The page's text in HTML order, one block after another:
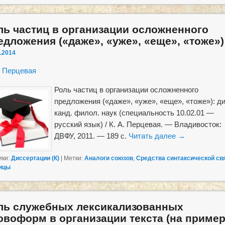
частиц в организации осложненного
(«даже», «уже», «еще», «тоже»)
Роль частиц в организации осложненного
предложения («даже», «уже», «еще», «тоже»):
канд. филол. наук (специальность 10.02.01 —
русский язык) / К. А. Перцевая. — Владивосток:
ДВФУ, 2011. — 189 с. Читать далее →
Диссертации (К) Метки: Аналоги союзов, Средства синтаксической
служебных лексикализованных
в организации текста (на